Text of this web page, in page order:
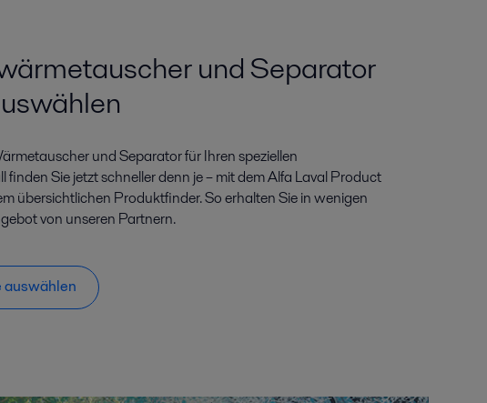
und Separator
und Separator für Ihren speziellen
Sie jetzt schneller denn je – mit dem Alfa Laval Product
übersichtlichen Produktfinder. So erhalten Sie in wenigen
von unseren Partnern.
auswählen